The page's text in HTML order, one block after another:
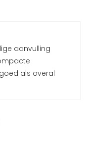
aanvulling
als overal